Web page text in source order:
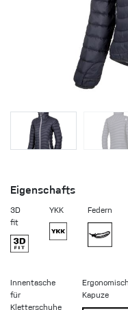
Eigenschafts
3D
fit
YKK Federn
Innentasche
für
Kletterschuhe
Kapuze